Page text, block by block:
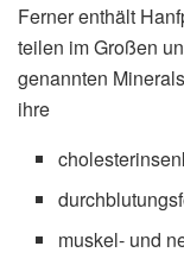
Ferner enthält
teilen im Großen
genannten
ihre
muskel- und